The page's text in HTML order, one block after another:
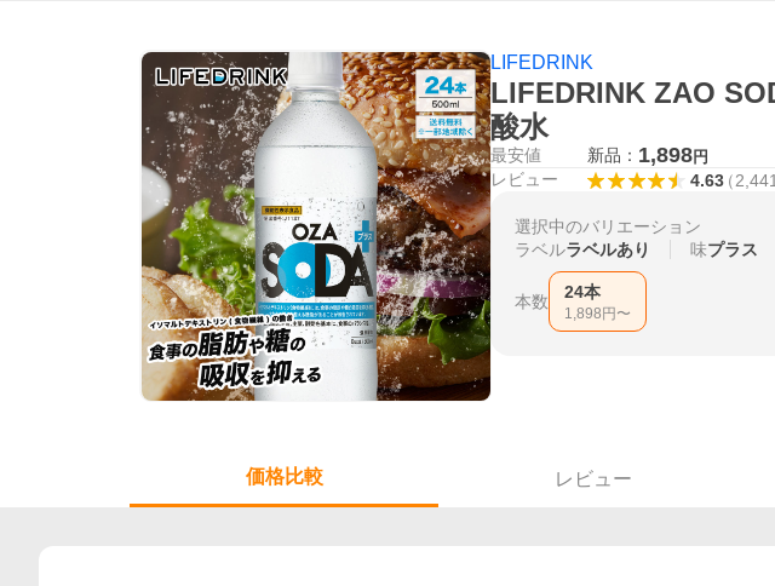
LIFEDRINK
LIFEDRINK ZAO
酸水
最安値 新品： 1,898円
レビュー 4.63（
選択中のバリエーション
ラベルラベルあり 味プラス
本数 24本
1,898 円〜
価格比較 レビュー